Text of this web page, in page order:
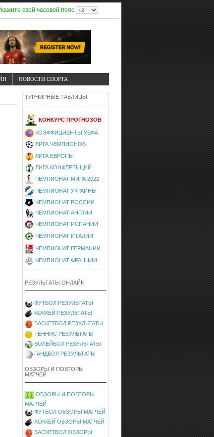
свой часовой пояс
НОВОСТИ СПОРТА
ТУРНИРНЫЕ ТАБЛИЦЫ
КОНКУРС ПРОГНОЗОВ
КОЭФФИЦИЕНТЫ УЕФА
ЛИГА ЧЕМПИОНОВ
ЛИГА ЕВРОПЫ
ЛИГА КОНФЕРЕНЦИЙ
ЧЕМПИОНАТ МИРА 2022
ЧЕМПИОНАТ УКРАИНЫ
ЧЕМПИОНАТ РОССИИ
ЧЕМПИОНАТ АНГЛИИ
ЧЕМПИОНАТ ИСПАНИИ
ЧЕМПИОНАТ ИТАЛИИ
ЧЕМПИОНАТ ГЕРМАНИИ
ЧЕМПИОНАТ ФРАНЦИИ
РЕЗУЛЬТАТЫ ОНЛАЙН
ФУТБОЛ РЕЗУЛЬТАТЫ
ХОККЕЙ РЕЗУЛЬТАТЫ
БАСКЕТБОЛ РЕЗУЛЬТАТЫ
ТЕННИС РЕЗУЛЬТАТЫ
ВОЛЕЙБОЛ РЕЗУЛЬТАТЫ
ГАНДБОЛ РЕЗУЛЬТАТЫ
ОБЗОРЫ И ПОВТОРЫ
МАТЧЕЙ
ОБЗОРЫ И ПОВТОРЫ
МАТЧЕЙ
ФУТБОЛ ОБЗОРЫ МАТЧЕЙ
ХОККЕЙ ОБЗОРЫ МАТЧЕЙ
БАСКЕТБОЛ ОБЗОРЫ